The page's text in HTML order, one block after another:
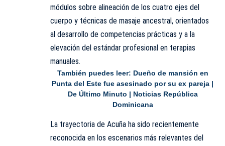
módulos sobre alineación de los cuatro ejes del
cuerpo y técnicas de masaje ancestral, orientados
al desarrollo de competencias prácticas y a la
elevación del estándar profesional en terapias
manuales.
También puedes leer: Dueño de mansión en
Punta del Este fue asesinado por su ex pareja |
De Último Minuto | Noticias República
Dominicana
La trayectoria de Acuña ha sido recientemente
reconocida en los escenarios más relevantes del